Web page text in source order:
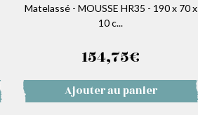
Matelassé - MOUSSE HR35 - 190 x 70 x
10 c...
154,75€
Ajouter au panier